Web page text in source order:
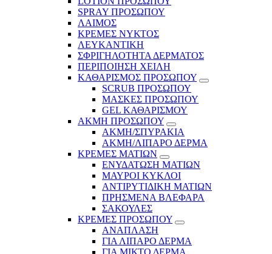
SPRAY ΠΡΟΣΩΠΟΥ
ΛΑΙΜΟΣ
ΚΡΕΜΕΣ ΝΥΚΤΟΣ
ΛΕΥΚΑΝΤΙΚΗ
ΣΦΡΙΓΗΛΟΤΗΤΑ ΔΕΡΜΑΤΟΣ
ΠΕΡΙΠΟΙΗΣΗ ΧΕΙΛΗ
ΚΑΘΑΡΙΣΜΟΣ ΠΡΟΣΩΠΟΥ
SCRUB ΠΡΟΣΩΠΟΥ
ΜΑΣΚΕΣ ΠΡΟΣΩΠΟΥ
GEL ΚΑΘΑΡΙΣΜΟΥ
ΑΚΜΗ ΠΡΟΣΩΠΟΥ
ΑΚΜΗ/ΣΠΥΡΑΚΙΑ
ΑΚΜΗ/ΛΙΠΑΡΟ ΔΕΡΜΑ
ΚΡΕΜΕΣ ΜΑΤΙΩΝ
ΕΝΥΔΑΤΩΣΗ ΜΑΤΙΩΝ
ΜΑΥΡΟΙ ΚΥΚΛΟΙ
ΑΝΤΙΡΥΤΙΔΙΚΗ ΜΑΤΙΩΝ
ΠΡΗΣΜΕΝΑ ΒΛΕΦΑΡΑ
ΣΑΚΟΥΛΕΣ
ΚΡΕΜΕΣ ΠΡΟΣΩΠΟΥ
ΑΝΑΠΛΑΣΗ
ΓΙΑ ΛΙΠΑΡΟ ΔΕΡΜΑ
ΓΙΑ ΜΙΚΤΟ ΔΕΡΜΑ